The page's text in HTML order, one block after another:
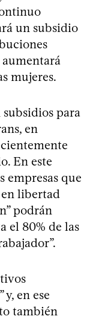
un subsidio
mujeres.
para
en
En este
empresas que
en libertad
podrán
el 80% de las
en ese
también